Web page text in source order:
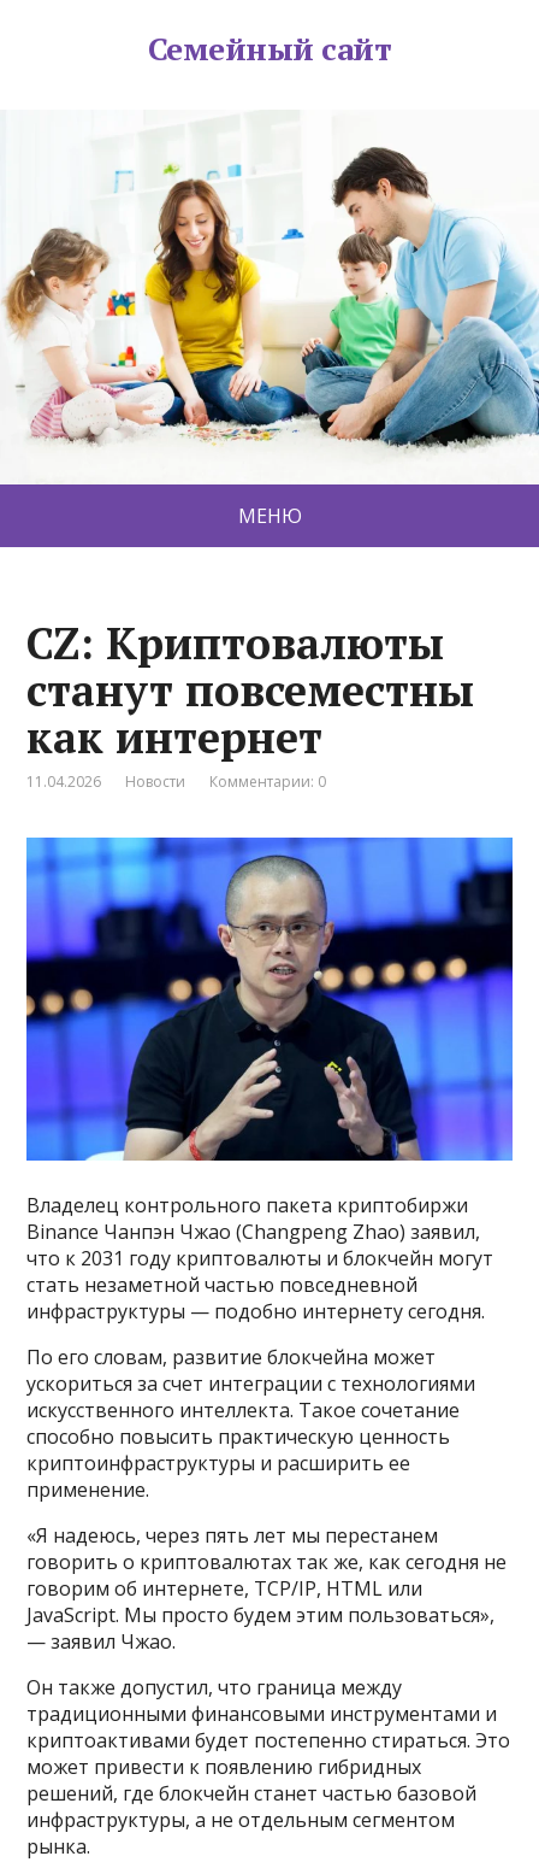
Семейный сайт
МЕНЮ
CZ: Криптовалюты
станут повсеместны
как интернет
11.04.2026 Новости Комментарии: 0
Владелец контрольного пакета криптобиржи
Binance Чанпэн Чжао (Changpeng Zhao) заявил,
что к 2031 году криптовалюты и блокчейн могут
стать незаметной частью повседневной
инфраструктуры — подобно интернету сегодня.
По его словам, развитие блокчейна может
ускориться за счет интеграции с технологиями
искусственного интеллекта. Такое сочетание
способно повысить практическую ценность
криптоинфраструктуры и расширить ее
применение.
«Я надеюсь, через пять лет мы перестанем
говорить о криптовалютах так же, как сегодня не
говорим об интернете, TCP/IP, HTML или
JavaScript. Мы просто будем этим пользоваться»,
— заявил Чжао.
Он также допустил, что граница между
традиционными финансовыми инструментами и
криптоактивами будет постепенно стираться. Это
может привести к появлению гибридных
решений, где блокчейн станет частью базовой
инфраструктуры, а не отдельным сегментом
рынка.